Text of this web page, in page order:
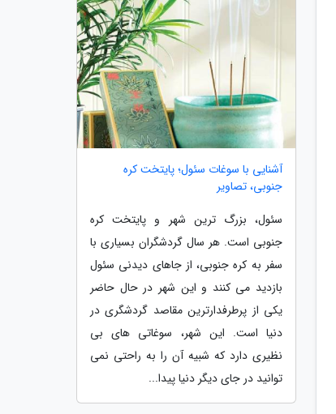
آشنایی با سوغات سئول؛ پایتخت کره
جنوبی، تصاویر
سئول، بزرگ ترین شهر و پایتخت کره
جنوبی است. هر سال گردشگران بسیاری با
سفر به کره جنوبی، از جاهای دیدنی سئول
بازدید می کنند و این شهر در حال حاضر
یکی از پرطرفدارترین مقاصد گردشگری در
دنیا است. این شهر، سوغاتی های بی
نظیری دارد که شبیه آن را به راحتی نمی
توانید در جای دیگر دنیا پیدا...